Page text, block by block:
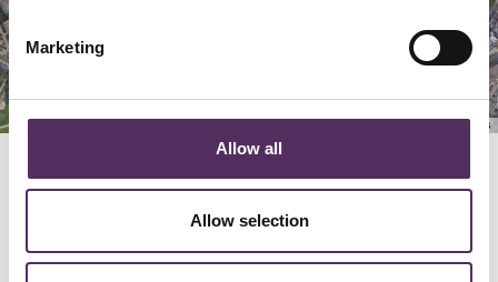
Marketing
Allow all
Allow selection
Terms
Bekijk deze woningen ook eens.